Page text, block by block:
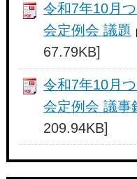
令和7年10月
会定例会 議題
67.79KB]
令和7年10月
会定例会 議事
209.94KB]